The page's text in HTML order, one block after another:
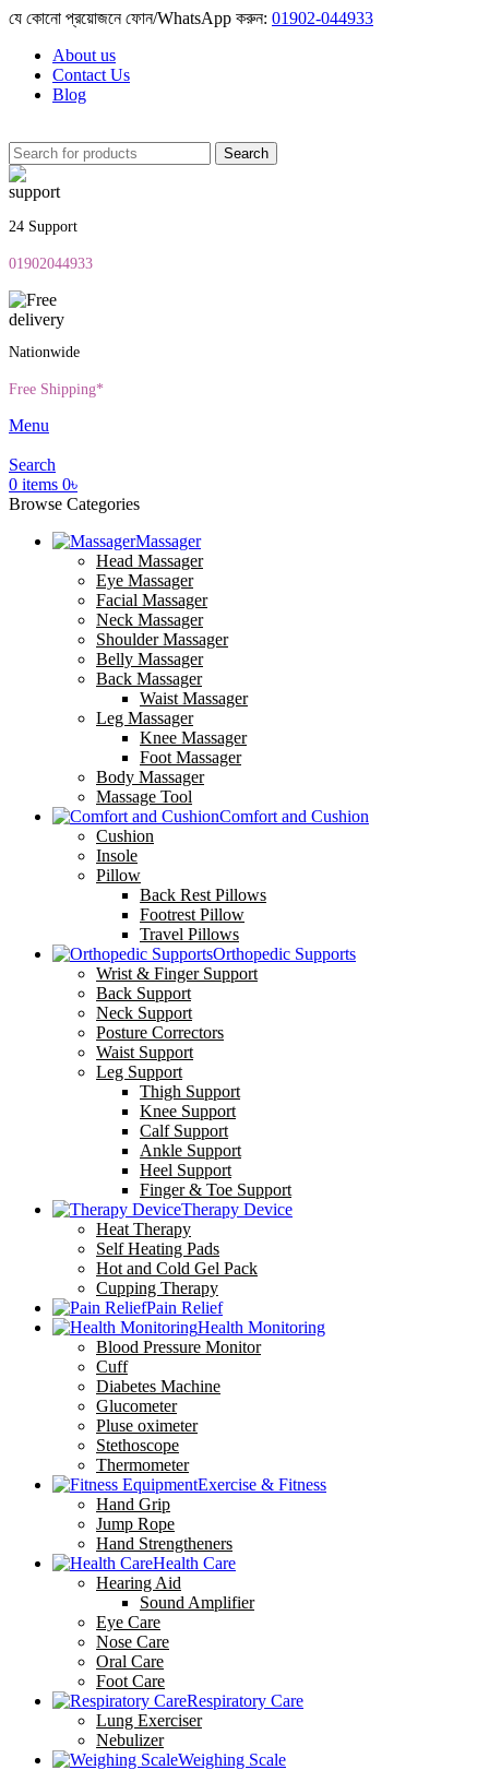
যে কোনো প্রয়োজনে ফোন/WhatsApp করুন: 01902-044933
About us
Contact Us
Blog
Search
24 Support
01902044933
Nationwide
Free Shipping*
Menu
Search
0 items 0৳
Browse Categories
Massager
Head Massager
Eye Massager
Facial Massager
Neck Massager
Shoulder Massager
Belly Massager
Back Massager
Waist Massager
Leg Massager
Knee Massager
Foot Massager
Body Massager
Massage Tool
Comfort and Cushion
Cushion
Insole
Pillow
Back Rest Pillows
Footrest Pillow
Travel Pillows
Orthopedic Supports
Wrist & Finger Support
Back Support
Neck Support
Posture Correctors
Waist Support
Leg Support
Thigh Support
Knee Support
Calf Support
Ankle Support
Heel Support
Finger & Toe Support
Therapy Device
Heat Therapy
Self Heating Pads
Hot and Cold Gel Pack
Cupping Therapy
Pain Relief
Health Monitoring
Blood Pressure Monitor
Cuff
Diabetes Machine
Glucometer
Pluse oximeter
Stethoscope
Thermometer
Exercise & Fitness
Hand Grip
Jump Rope
Hand Strengtheners
Health Care
Hearing Aid
Sound Amplifier
Eye Care
Nose Care
Oral Care
Foot Care
Respiratory Care
Lung Exerciser
Nebulizer
Weighing Scale